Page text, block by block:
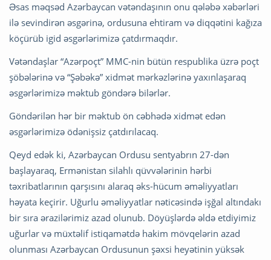
Əsas məqsəd Azərbaycan vətəndaşının onu qələbə xəbərləri
ilə sevindirən əsgərinə, ordusuna ehtiram və diqqətini kağıza
köçürüb igid əsgərlərimizə çatdırmaqdır.
Vətəndaşlar “Azərpoçt” MMC-nin bütün respublika üzrə poçt
şöbələrinə və “Şəbəkə” xidmət mərkəzlərinə yaxınlaşaraq
əsgərlərimizə məktub göndərə bilərlər.
Göndərilən hər bir məktub ön cəbhədə xidmət edən
əsgərlərimizə ödənişsiz çatdırılacaq.
Qeyd edək ki, Azərbaycan Ordusu sentyabrın 27-dən
başlayaraq, Ermənistan silahlı qüvvələrinin hərbi
təxribatlarının qarşısını alaraq əks-hücum əməliyyatları
həyata keçirir. Uğurlu əməliyyatlar nəticəsində işğal altındakı
bir sıra ərazilərimiz azad olunub. Döyüşlərdə əldə etdiyimiz
uğurlar və müxtəlif istiqamətdə hakim mövqelərin azad
olunması Azərbaycan Ordusunun şəxsi heyətinin yüksək